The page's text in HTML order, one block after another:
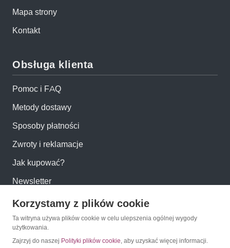
Mapa strony
Kontakt
Obsługa klienta
Pomoc i FAQ
Metody dostawy
Sposoby płatności
Zwroty i reklamacje
Jak kupować?
Newsletter
Konto
Moje konto
Korzystamy z plików cookie
Ta witryna używa plików cookie w celu ulepszenia ogólnej wygody
użytkowania.
Zajrzyj do naszej Polityki plików cookie, aby uzyskać więcej informacji.